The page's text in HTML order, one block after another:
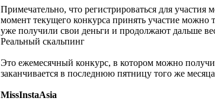
Примечательно, что регистрироваться для
момент текущего конкурса принять участие
уже получили свои деньги и продолжают дальше
Реальный скальпинг
Это ежемесячный конкурс, в котором можно
заканчивается в последнюю пятницу того же
MissInstaAsia